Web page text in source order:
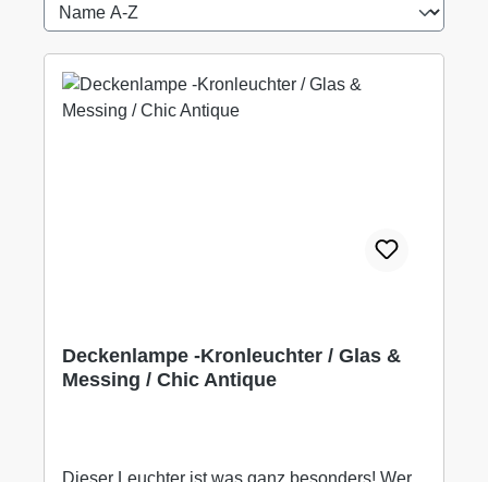
Deckenlampe -Kronleuchter / Glas &
Messing / Chic Antique
Dieser Leuchter ist was ganz besonders! Wer